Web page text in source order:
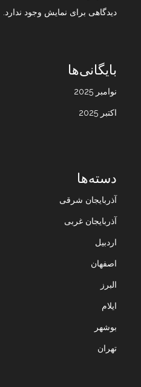
دیدگاهی برای نمایش وجود ندارد.
بایگانی‌ها
نوامبر 2025
اکتبر 2025
دسته‌ها
آذربایجان شرقی
آذربایجان غربی
اردبیل
اصفهان
البرز
ایلام
بوشهر
تهران